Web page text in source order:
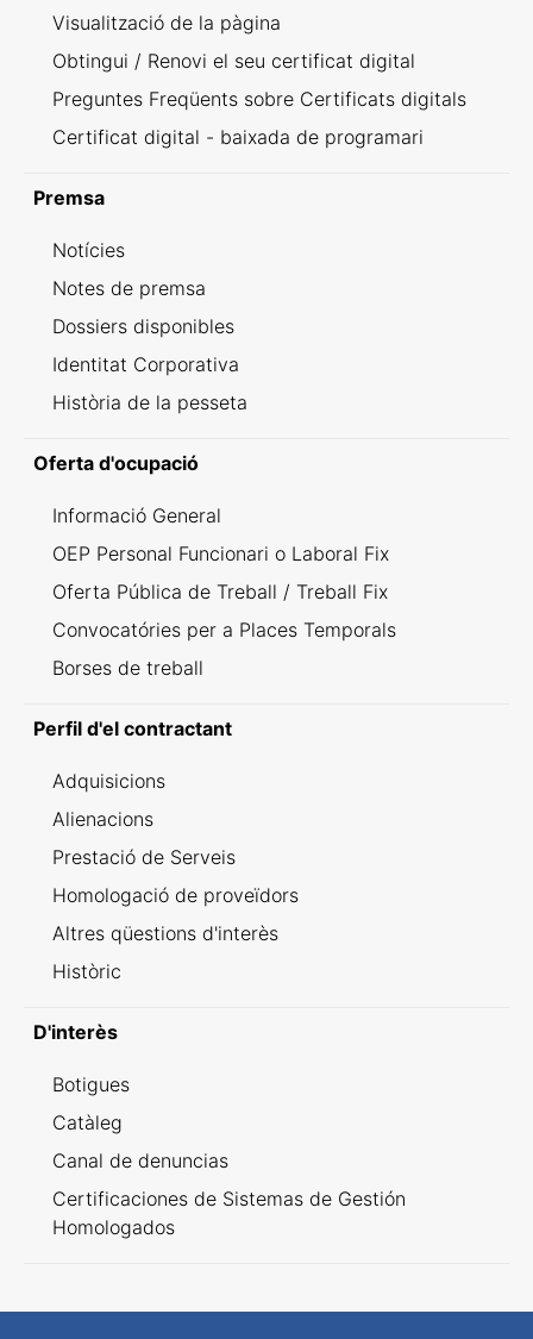
Visualització de la pàgina
Obtingui / Renovi el seu certificat digital
Preguntes Freqüents sobre Certificats digitals
Certificat digital - baixada de programari
Premsa
Notícies
Notes de premsa
Dossiers disponibles
Identitat Corporativa
Història de la pesseta
Oferta d'ocupació
Informació General
OEP Personal Funcionari o Laboral Fix
Oferta Pública de Treball / Treball Fix
Convocatóries per a Places Temporals
Borses de treball
Perfil d'el contractant
Adquisicions
Alienacions
Prestació de Serveis
Homologació de proveïdors
Altres qüestions d'interès
Històric
D'interès
Botigues
Catàleg
Canal de denuncias
Certificaciones de Sistemas de Gestión
Homologados